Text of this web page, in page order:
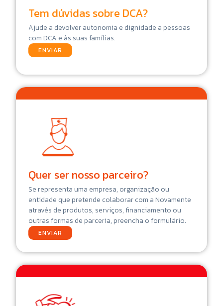
Tem dúvidas sobre DCA?
Ajude a devolver autonomia e dignidade a pessoas
com DCA e às suas famílias.
ENVIAR
Quer ser nosso parceiro?
Se representa uma empresa, organização ou
entidade que pretende colaborar com a Novamente
através de produtos, serviços, financiamento ou
outras formas de parceria, preencha o formulário.
ENVIAR